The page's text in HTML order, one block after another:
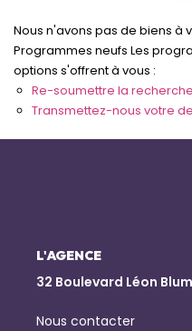
Budget max
Nous n'avons pas de biens à
Programmes neufs Les
options s'offrent à vous :
Re-soumettre la
Transmettez-nous votre
L'AGENCE
32 Boulevard Léon
Nous contacter